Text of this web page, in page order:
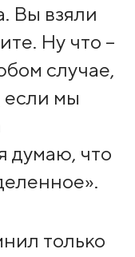
Вы взяли
Ну что –
случае,
если мы
думаю, что
только